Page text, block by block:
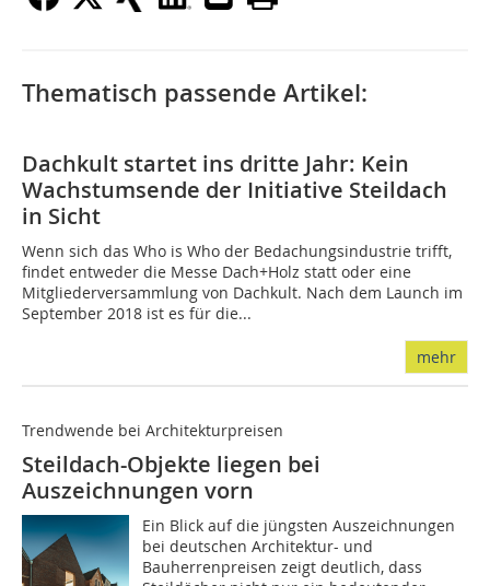
Thematisch passende Artikel:
Dachkult startet ins dritte Jahr: Kein
Wachstumsende der Initiative Steildach
in Sicht
Wenn sich das Who is Who der Bedachungsindustrie trifft,
findet entweder die Messe Dach+Holz statt oder eine
Mitgliederversammlung von Dachkult. Nach dem Launch im
September 2018 ist es für die...
mehr
Trendwende bei Architekturpreisen
Steildach-Objekte liegen bei
Auszeichnungen vorn
Ein Blick auf die jüngsten Auszeichnungen
bei deutschen Architektur- und
Bauherrenpreisen zeigt deutlich, dass